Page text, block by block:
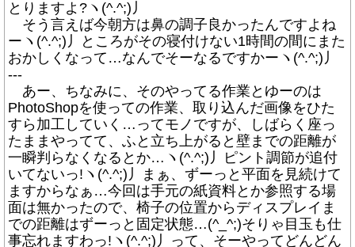
とりますよ?ヽ(^.^;)丿
そう言えば今朝方は鼻の調子良かったんですよね
ーヽ(^.^;)丿ところがその寝付けない1時間の間にまた
おかしくなって…なんでそーなるですかーヽ(^.^;)丿
---
あー、ちなみに、そのやってる作業とゆーのは
PhotoShopを使っての作業、取り込んだ画像をひた
すら加工していく…ってモノですが、しばらく座っ
たままやってて、ふと立ち上がると壁までの距離が
一瞬判らなくなるとか…ヽ(^.^;)丿ピント調節が追付
いてないっ!ヽ(^.^;)丿まぁ、ずーっと平面を見続けて
ますからなぁ…今回は手元の紙資料とか参照する場
面は無かったので、椅子の位置からディスプレイま
での距離はずーっと固定状態…(^_^;)そりゃ目玉も仕
事忘れますわっ!ヽ(^.^;)丿って、そーやってどんどん